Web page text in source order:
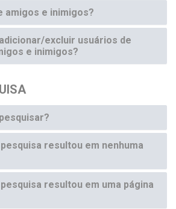
amigos e inimigos?
excluir usuários de
e inimigos?
resultou em nenhuma
resultou em uma página